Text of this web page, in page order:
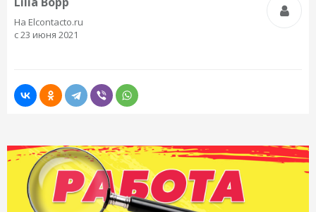
На Elcontacto.ru
с 23 июня 2021